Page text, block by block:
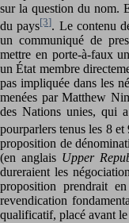
sur la question du nom.
du pays[3]. Le contenu
un communiqué de
mettre en porte-à-faux
un État membre
pas impliquée dans les
menées par Matthew
des Nations unies, qui
pourparlers tenus les 8
proposition de
(en anglais Upper
dureraient les
proposition prendrait
revendication
qualificatif, placé avant